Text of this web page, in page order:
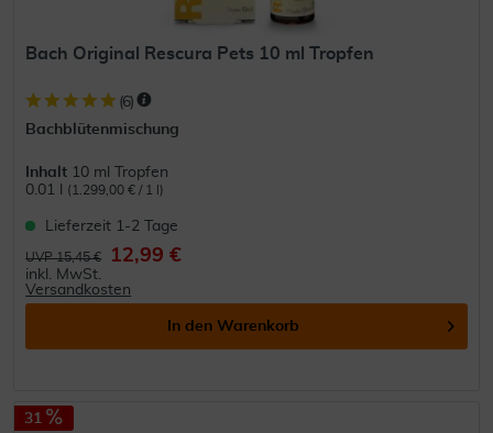
Bach Original Rescura Pets 10 ml Tropfen
(6)
Bachblütenmischung
Inhalt 10 ml Tropfen
0.01 l
(1.299,00 € / 1 l)
Lieferzeit 1-2 Tage
UVP 15,45 € 12,99 €
inkl. MwSt.
Versandkosten
In den Warenkorb
31